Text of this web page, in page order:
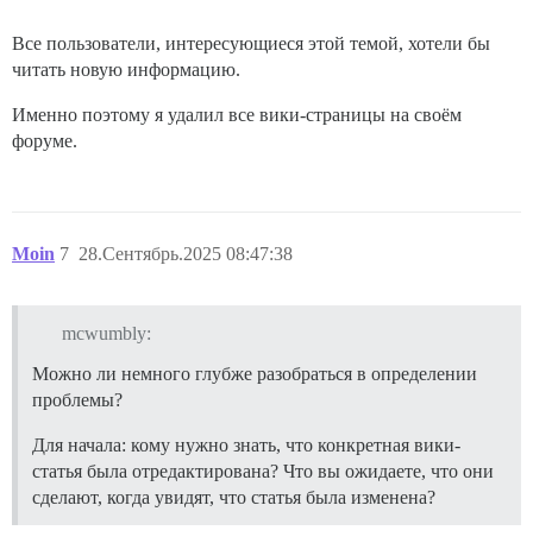
Все пользователи, интересующиеся этой темой, хотели бы
читать новую информацию.
Именно поэтому я удалил все вики-страницы на своём
форуме.
Moin 28.Сентябрь.2025 08:47:38
7
mcwumbly:
Можно ли немного глубже разобраться в определении
проблемы?
Для начала: кому нужно знать, что конкретная вики-
статья была отредактирована? Что вы ожидаете, что они
сделают, когда увидят, что статья была изменена?